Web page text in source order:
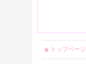
トップページ